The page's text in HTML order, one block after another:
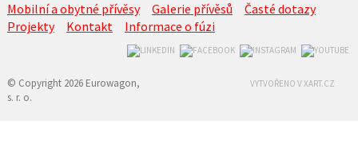
Mobilní a obytné přívěsy Galerie přívěsů
Časté dotazy
Projekty
Kontakt Informace o fúzi
© Copyright 2026 Eurowagon,
s. r. o.
VYTVOŘENO V XART.CZ